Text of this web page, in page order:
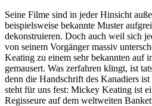
Seine Filme sind in jeder Hinsicht
beispielsweise bekannte Muster
dekonstruieren. Doch auch weil sich
von seinem Vorgänger massiv
Keating zu einem sehr bekannten auf
gemausert. Was zerfahren klingt, ist
denn die Handschrift des Kanadiers
steht für uns fest: Mickey Keating ist
Regisseure auf dem weltweiten